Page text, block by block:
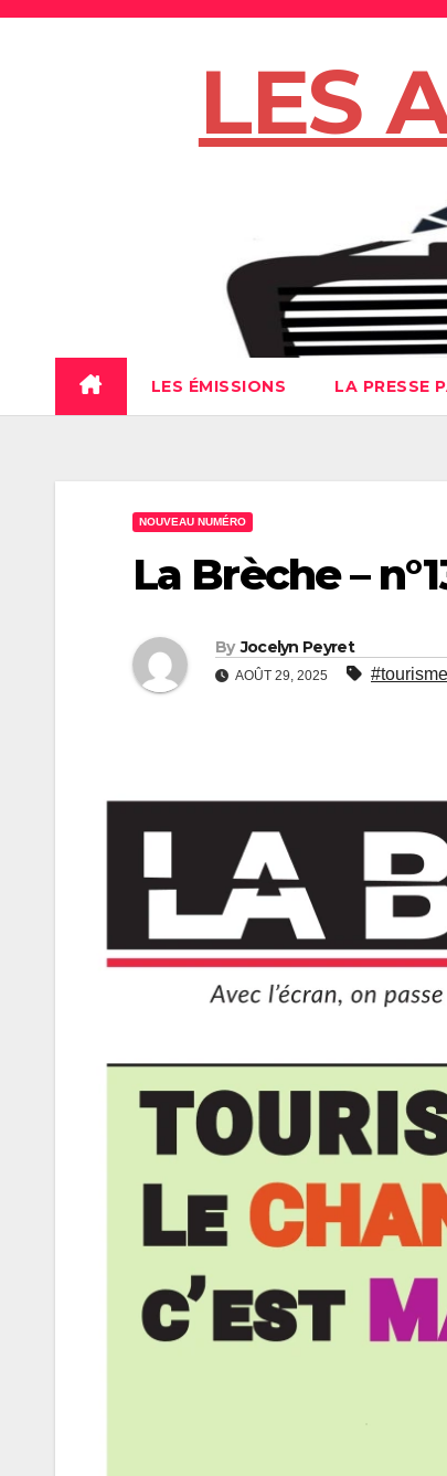
Skip
LES
LES ÉMISSIONS LA PRESSE
NOUVEAU NUMÉRO
La Brèche –
By Jocelyn Peyret
AOÛT 29, 2025 #tourisme